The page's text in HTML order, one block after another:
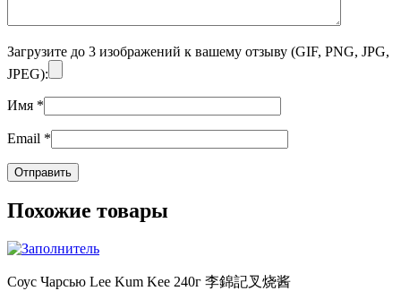
Загрузите до 3 изображений к вашему отзыву (GIF, PNG, JPG,
JPEG):
Имя *
Email *
Похожие товары
Соус Чарсью Lee Kum Kee 240г 李錦記叉烧酱